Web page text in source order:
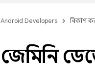
Android Developers বিকাশ
জেমিনি